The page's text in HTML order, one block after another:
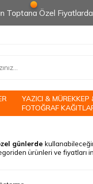
Toptana Özel
YAZICI & MÜREKKEP
FOTOĞRAF
günlerde
ürünleri ve fiyatları